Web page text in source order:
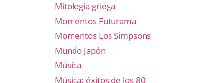
Mitología griega
Momentos Futurama
Momentos Los Simpsons
Mundo Japón
Música
Música: éxitos de los 80